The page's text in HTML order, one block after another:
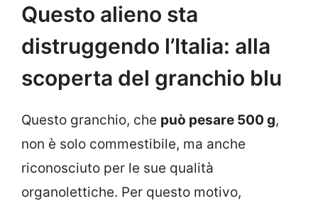
Questo alieno sta
distruggendo l’Italia: alla
scoperta del granchio blu
Questo granchio, che può pesare 500 g,
non è solo commestibile, ma anche
riconosciuto per le sue qualità
organolettiche. Per questo motivo,